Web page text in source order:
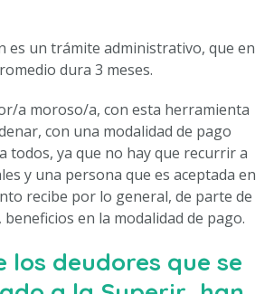
es un trámite administrativo, que en
dura 3 meses.
a moroso/a, con esta herramienta
con una modalidad de pago
todos, ya que no hay que recurrir a
y una persona que es aceptada en
recibe por lo general, de parte de
en la modalidad de pago.
los deudores que se